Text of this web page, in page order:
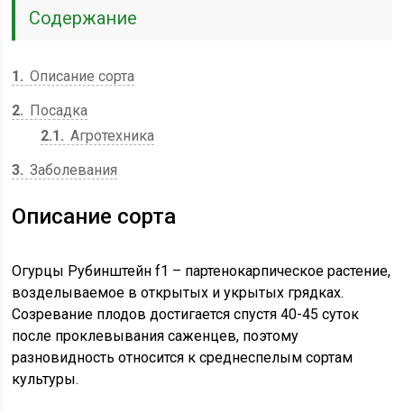
Содержание
1
Описание сорта
2
Посадка
2.1
Агротехника
3 Заболевания
Описание сорта
Огурцы Рубинштейн f1 – партенокарпическое растение,
возделываемое в открытых и укрытых грядках.
Созревание плодов достигается спустя 40-45 суток
после проклевывания саженцев, поэтому
разновидность относится к среднеспелым сортам
культуры.